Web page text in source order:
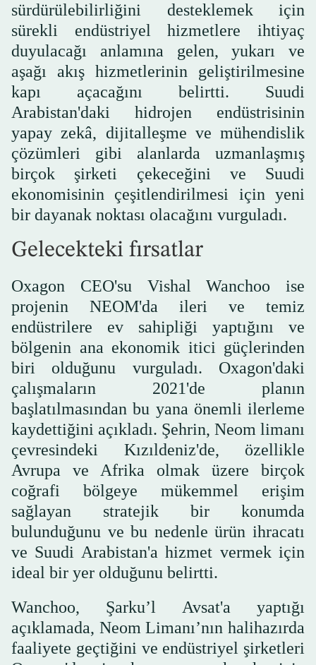
sürdürülebilirliğini desteklemek için
sürekli endüstriyel hizmetlere ihtiyaç
duyulacağı anlamına gelen, yukarı ve
aşağı akış hizmetlerinin geliştirilmesine
kapı açacağını belirtti. Suudi
Arabistan'daki hidrojen endüstrisinin
yapay zekâ, dijitalleşme ve mühendislik
çözümleri gibi alanlarda uzmanlaşmış
birçok şirketi çekeceğini ve Suudi
ekonomisinin çeşitlendirilmesi için yeni
bir dayanak noktası olacağını vurguladı.
Gelecekteki fırsatlar
Oxagon CEO'su Vishal Wanchoo ise
projenin NEOM'da ileri ve temiz
endüstrilere ev sahipliği yaptığını ve
bölgenin ana ekonomik itici güçlerinden
biri olduğunu vurguladı. Oxagon'daki
çalışmaların 2021'de planın
başlatılmasından bu yana önemli ilerleme
kaydettiğini açıkladı. Şehrin, Neom limanı
çevresindeki Kızıldeniz'de, özellikle
Avrupa ve Afrika olmak üzere birçok
coğrafi bölgeye mükemmel erişim
sağlayan stratejik bir konumda
bulunduğunu ve bu nedenle ürün ihracatı
ve Suudi Arabistan'a hizmet vermek için
ideal bir yer olduğunu belirtti.
Wanchoo, Şarku’l Avsat'a yaptığı
açıklamada, Neom Limanı’nın halihazırda
faaliyete geçtiğini ve endüstriyel şirketleri